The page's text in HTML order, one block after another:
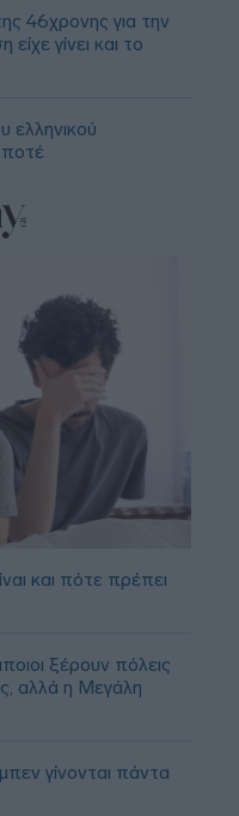
46χρονης για την
γίνει και το
ελληνικού
και πότε πρέπει
ξέρουν πόλεις
αλλά η Μεγάλη
γίνονται πάντα